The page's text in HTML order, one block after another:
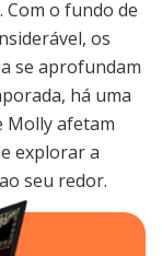
o fundo de
os
se aprofundam
há uma
Molly afetam
explorar a
seu redor.